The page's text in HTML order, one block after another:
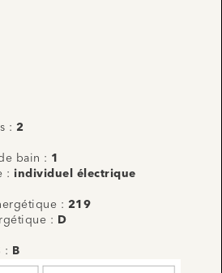
: 2
bain : 1
: individuel électrique
: 219
:
D
:
B